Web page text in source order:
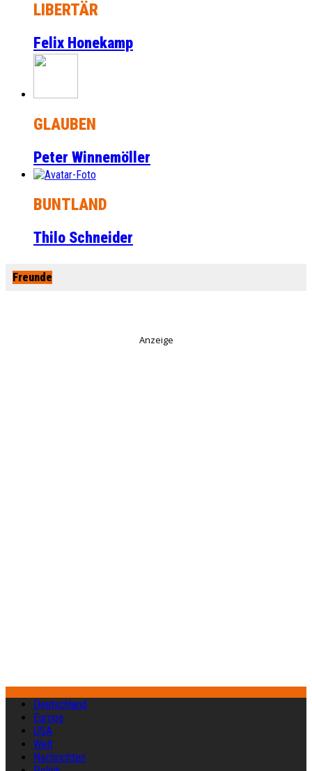
LIBERTÄR
Felix Honekamp
GLAUBEN
Peter Winnemöller
BUNTLAND
Thilo Schneider
Freunde
Anzeige
Deutschland
Europa
USA
Welt
Nachrichten